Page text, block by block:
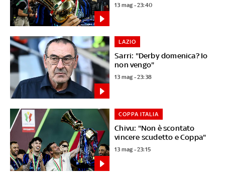
13 mag - 23:40
Sarri: "Derby domenica? Io
non vengo"
LAZIO
13 mag - 23:38
Chivu: "Non è scontato
vincere scudetto e Coppa"
COPPA ITALIA
13 mag - 23:15